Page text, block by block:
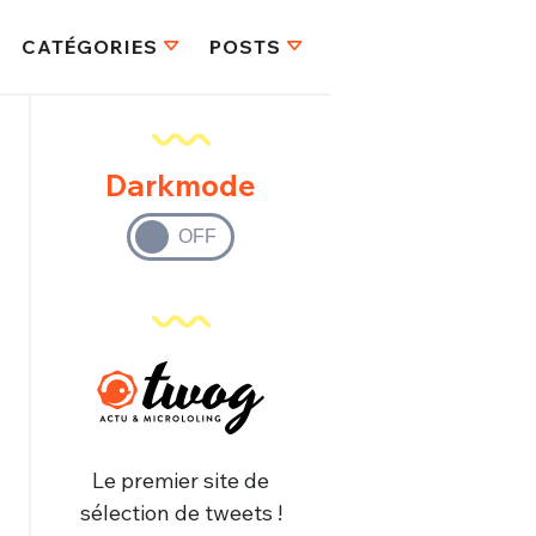
CATÉGORIES POSTS
Darkmode
Le premier site de
sélection de tweets !